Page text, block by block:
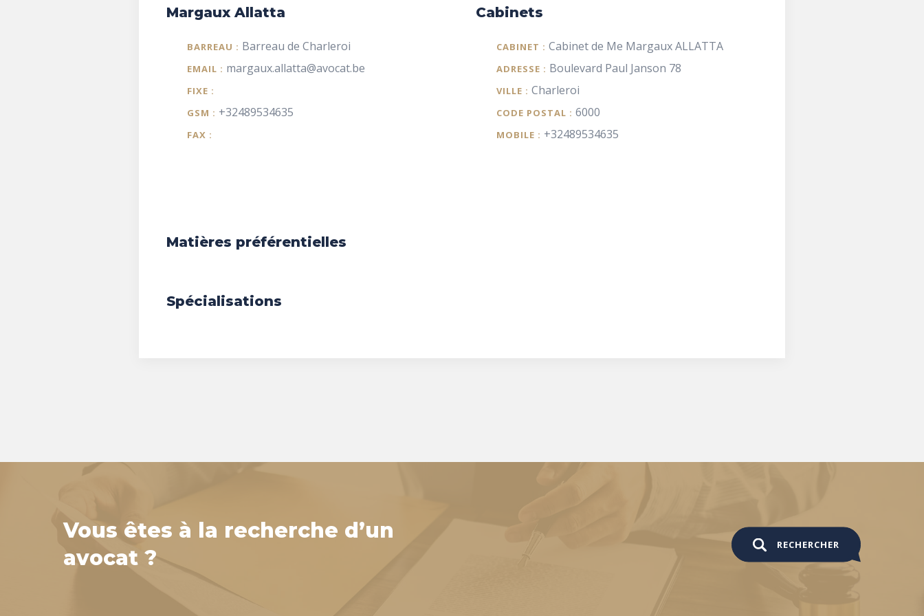
Margaux Allatta
BARREAU : Barreau de Charleroi
EMAIL : margaux.allatta@avocat.be
FIXE :
GSM : +32489534635
FAX :
Cabinets
CABINET : Cabinet de Me Margaux ALLATTA
ADRESSE : Boulevard Paul Janson 78
VILLE : Charleroi
CODE POSTAL : 6000
MOBILE : +32489534635
Matières préférentielles
Spécialisations
Vous êtes à la recherche d’un
avocat ?
RECHERCHER